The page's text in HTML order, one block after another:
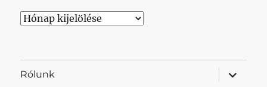
Archívum
Rólunk
almenü